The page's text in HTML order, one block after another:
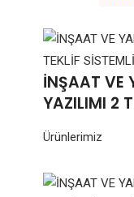
İNŞAAT VE
YAZILIMI 2
Ürünlerimiz